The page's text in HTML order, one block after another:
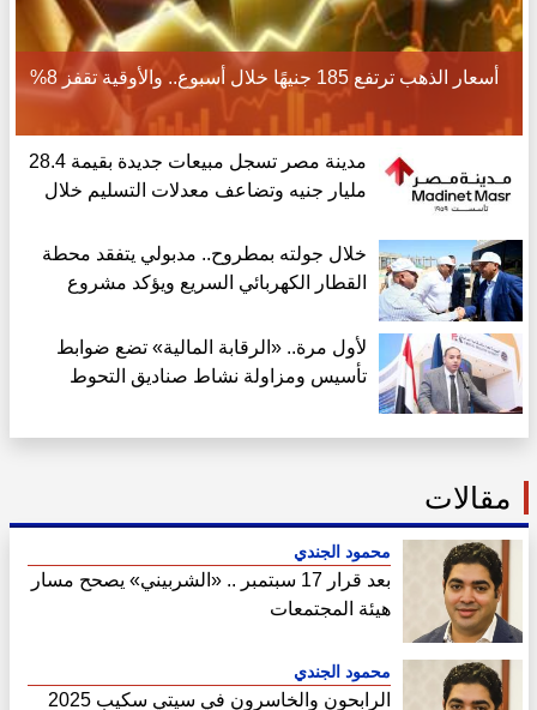
أسعار الذهب ترتفع 185 جنيهًا خلال أسبوع.. والأوقية تقفز 8%
مدينة مصر تسجل مبيعات جديدة بقيمة 28.4
مليار جنيه وتضاعف معدلات التسليم خلال
خلال جولته بمطروح.. مدبولي يتفقد محطة
القطار الكهربائي السريع ويؤكد مشروع
لأول مرة.. «الرقابة المالية» تضع ضوابط
تأسيس ومزاولة نشاط صناديق التحوط
مقالات
محمود الجندي
بعد قرار 17 سبتمبر .. «الشربيني» يصحح مسار
هيئة المجتمعات
محمود الجندي
الرابحون والخاسرون في سيتي سكيب 2025